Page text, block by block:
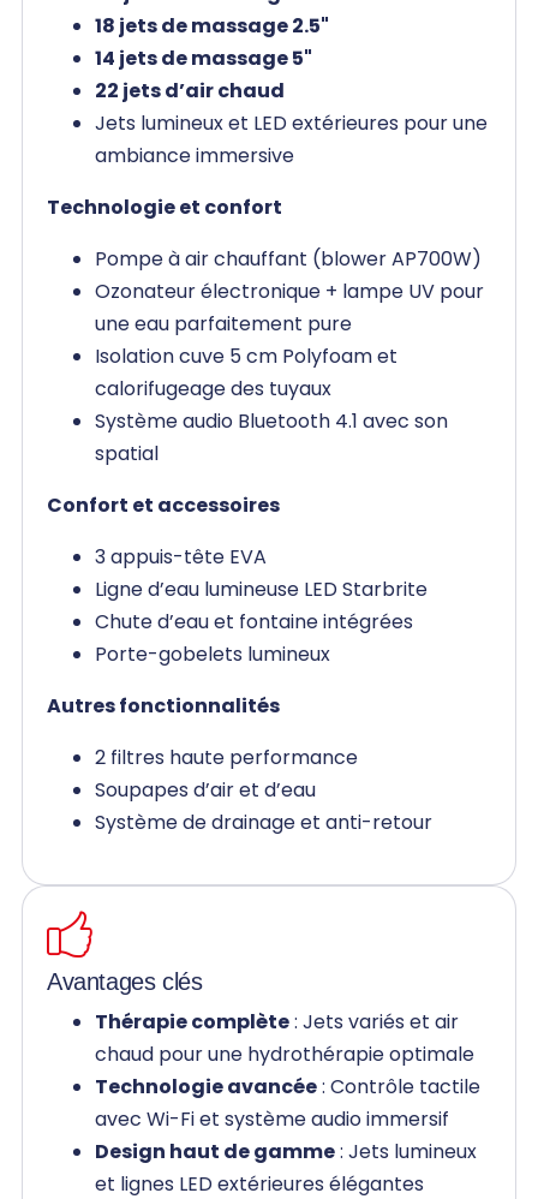
18 jets de massage 2.5"
14 jets de massage 5"
22 jets d’air chaud
Jets lumineux et LED extérieures pour une
ambiance immersive
Technologie et confort
Pompe à air chauffant (blower AP700W)
Ozonateur électronique + lampe UV pour
une eau parfaitement pure
Isolation cuve 5 cm Polyfoam et
calorifugeage des tuyaux
Système audio Bluetooth 4.1 avec son
spatial
Confort et accessoires
3 appuis-tête EVA
Ligne d’eau lumineuse LED Starbrite
Chute d’eau et fontaine intégrées
Porte-gobelets lumineux
Autres fonctionnalités
2 filtres haute performance
Soupapes d’air et d’eau
Système de drainage et anti-retour
Avantages clés
Thérapie complète: Jets variés et air
chaud pour une hydrothérapie optimale
Technologie avancée: Contrôle tactile
avec Wi-Fi et système audio immersif
Design haut de gamme: Jets lumineux
et lignes LED extérieures élégantes